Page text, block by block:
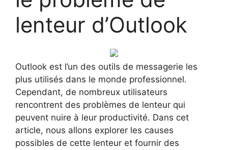
lenteur d’Outlook
Outlook est l’un des outils de messagerie les
plus utilisés dans le monde professionnel.
Cependant, de nombreux utilisateurs
rencontrent des problèmes de lenteur qui
peuvent nuire à leur productivité. Dans cet
article, nous allons explorer les causes
possibles de cette lenteur et fournir des